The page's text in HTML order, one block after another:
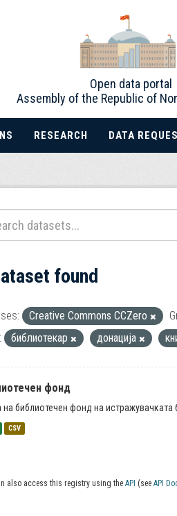
Open data portal
Assembly of the Republic of
RESEARCH DATA
found
Creative Commons CCZero
библиотекар донација
фонд
на библиотечен фонд на истражувачката
CSV
also access this registry using the API (see API